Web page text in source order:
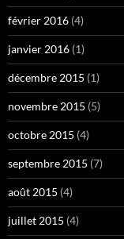
février 2016 (4)
janvier 2016 (1)
décembre 2015 (1)
novembre 2015 (5)
octobre 2015 (4)
septembre 2015 (7)
août 2015 (4)
juillet 2015 (4)